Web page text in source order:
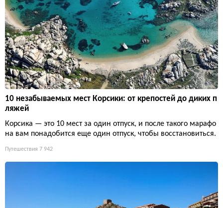
10 незабываемых мест Корсики: от крепостей до диких п
ляжей
Корсика — это 10 мест за один отпуск, и после такого марафо
на вам понадобится еще один отпуск, чтобы восстановиться.
Путешествия 7 942